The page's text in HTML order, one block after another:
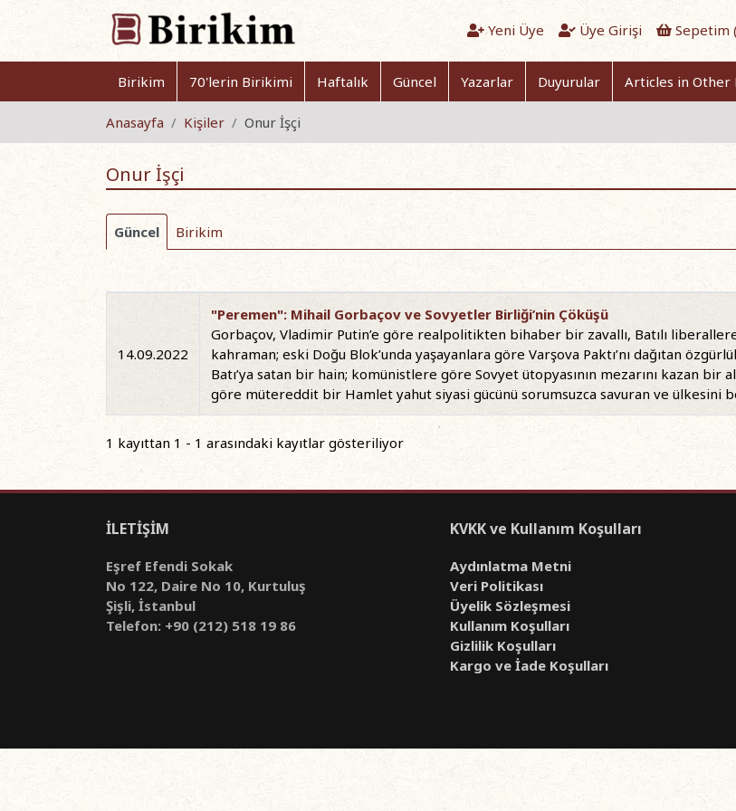
Yeni Üye Üye Girişi Sepetim (
Birikim 70'lerin Birikimi Haftalık Güncel Yazarlar Duyurular Articles in Other
Anasayfa Kişiler Onur İşçi
Onur İşçi
Güncel
Birikim
14.09.2022
"Peremen": Mihail Gorbaçov ve Sovyetler Birliği’nin Çöküşü
Gorbaçov, Vladimir Putin’e göre realpolitikten bihaber bir zavallı, Batılı
kahraman; eski Doğu Blok’unda yaşayanlara göre Varşova Paktı’nı dağıtan
Batı’ya satan bir hain; komünistlere göre Sovyet ütopyasının mezarını kazan bir
göre mütereddit bir Hamlet yahut siyasi gücünü sorumsuzca savuran ve ülkesini
1 kayıttan 1 - 1 arasındaki kayıtlar gösteriliyor
İLETİŞİM
Eşref Efendi Sokak
No 122, Daire No 10, Kurtuluş
Şişli, İstanbul
Telefon: +90 (212) 518 19 86
KVKK ve Kullanım Koşulları
Aydınlatma Metni
Veri Politikası
Üyelik Sözleşmesi
Kullanım Koşulları
Gizlilik Koşulları
Kargo ve İade Koşulları